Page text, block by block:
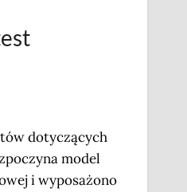
dotyczących
model
i wyposażono